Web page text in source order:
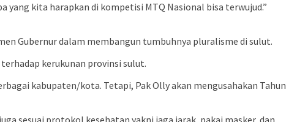
kita harapkan di kompetisi MTQ Nasional bisa terwujud.”
Gubernur dalam membangun tumbuhnya pluralisme di sulut.
kerukunan provinsi sulut.
kabupaten/kota. Tetapi, Pak Olly akan mengusahakan Tahun